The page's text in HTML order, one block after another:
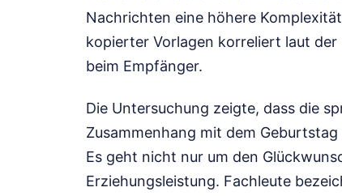
Nachrichten eine höhere
kopierter Vorlagen korreliert laut
beim Empfänger.
Die Untersuchung zeigte, dass die
Zusammenhang mit dem
Es geht nicht nur um den
Erziehungsleistung. Fachleute